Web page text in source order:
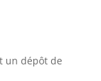
un dépôt de